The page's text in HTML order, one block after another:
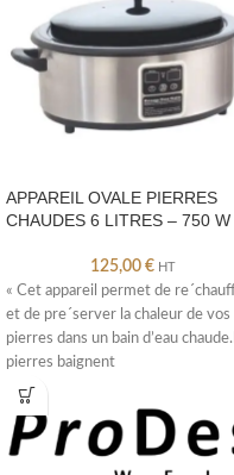
APPAREIL OVALE PIERRES
CHAUDES 6 LITRES – 750 W
125,00 € HT
« Cet appareil permet de
et de pre´server la chaleur de vos
pierres dans un bain d’eau
pierres baignent